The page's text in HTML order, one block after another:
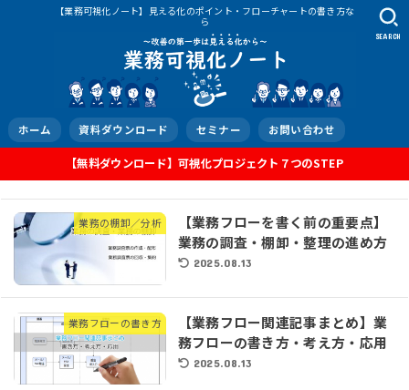
【業務可視化ノート】見える化のポイント・フローチャートの書き方な
ら
ホーム 資料ダウンロード セミナー お問い合わせ
SEARCH
【無料ダウンロード】可視化プロジェクト７つのSTEP
業務の棚卸／分析
【業務フローを書く前の重要点】
業務の調査・棚卸・整理の進め方
2025.08.13
業務フローの書き方
【業務フロー関連記事まとめ】業
務フローの書き方・考え方・応用
2025.08.13